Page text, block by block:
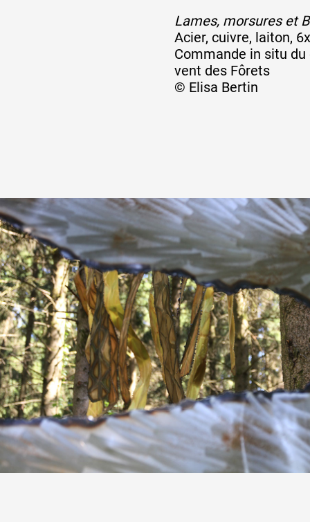
Formation
Réseau
Artistes
De A à Z
Année par année
Lames, morsures et
Acier, cuivre, laiton,
Commande in situ du
vent des Fôrets
© Elisa Bertin